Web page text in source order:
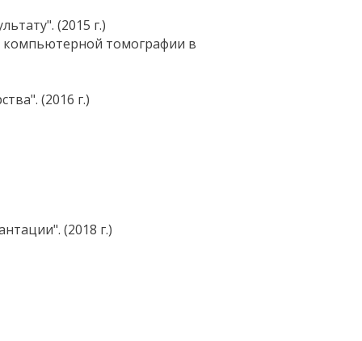
(2015 г.)
компьютерной томографии в
(2016 г.)
(2018 г.)